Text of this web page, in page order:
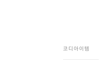
코디아이템